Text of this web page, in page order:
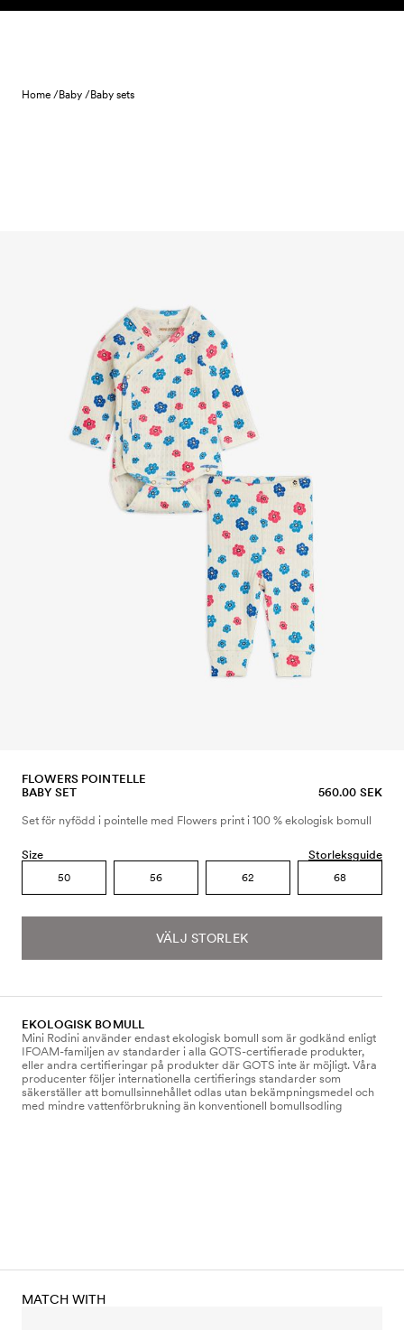
Skip to content
Home /Baby /Baby sets
FLOWERS POINTELLE
BABY SET
560.00 SEK
Set för nyfödd i pointelle med Flowers print i 100 % ekologisk bomull
Size Storleksguide
50 56 62 68
VÄLJ STORLEK
EKOLOGISK BOMULL
Mini Rodini använder endast ekologisk bomull som är godkänd enligt
IFOAM-familjen av standarder i alla GOTS-certifierade produkter,
eller andra certifieringar på produkter där GOTS inte är möjligt. Våra
producenter följer internationella certifierings standarder som
säkerställer att bomullsinnehållet odlas utan bekämpningsmedel och
med mindre vattenförbrukning än konventionell bomullsodling
MATCH WITH